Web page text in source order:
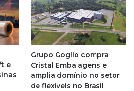
t e
Grupo Goglio compra
Cristal Embalagens e
amplia domínio no setor
de flexíveis no Brasil